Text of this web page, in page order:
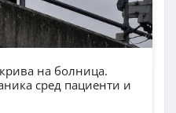
на болница.
сред пациенти и